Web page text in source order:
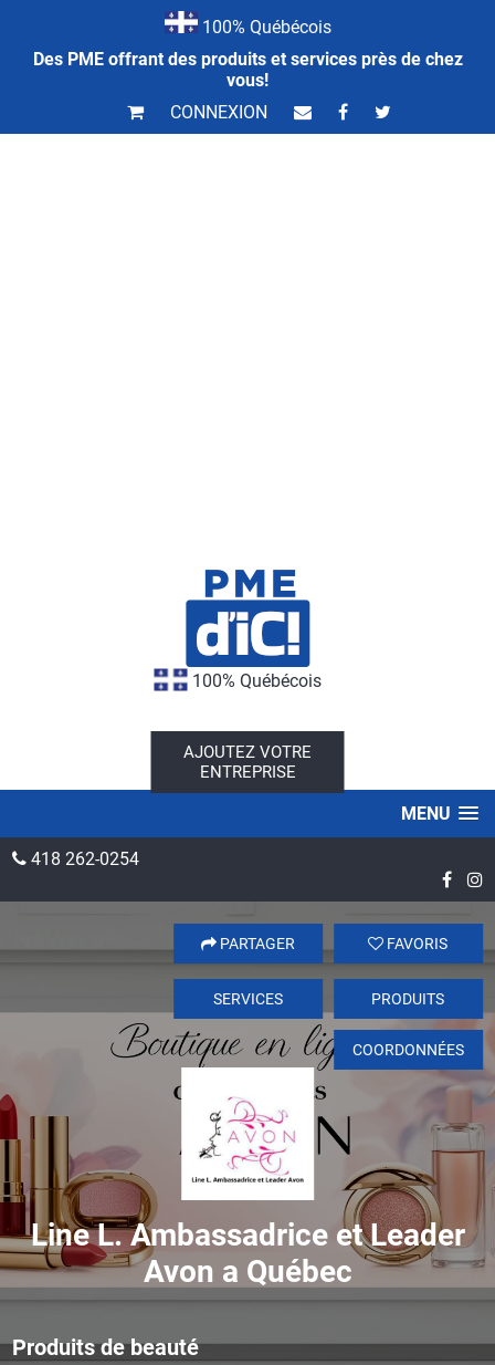
100% Québécois
Des PME offrant des produits et services près de chez
vous!
CONNEXION
100% Québécois
AJOUTEZ VOTRE
ENTREPRISE
MENU
418 262-0254
Line L. Ambassadrice et Leader
Avon a Québec
Produits de beauté
FAVORIS
PARTAGER
PRODUITS
SERVICES
COORDONNÉES